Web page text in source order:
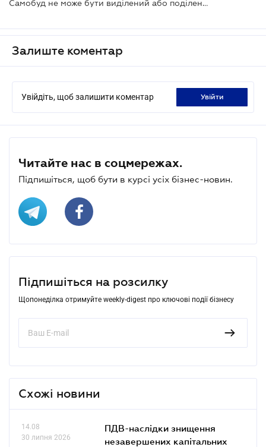
Самобуд не може бути виділений або поділений, як об’єкт сумісної власності
Залиште коментар
Увійдіть, щоб залишити коментар увійти
Читайте нас в соцмережах.
Підпишіться, щоб бути в курсі усіх бізнес-новин.
Підпишіться на розсилку
Щопонеділка отримуйте weekly-digest про ключові події бізнесу
Схожі новини
14.08
30 липня 2026
ПДВ-наслідки знищення
незавершених капітальних